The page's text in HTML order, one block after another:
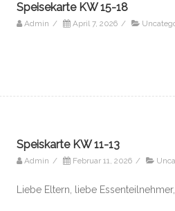
Speisekarte KW 15-18
Admin / April 7, 2026 /
Speiskarte KW 11-13
Admin / Februar 11, 2026 /
Liebe Eltern, liebe